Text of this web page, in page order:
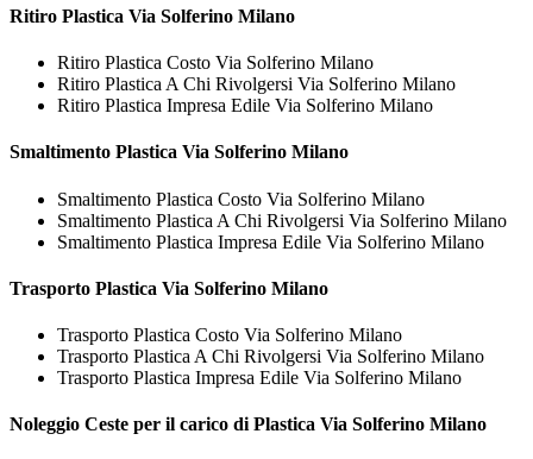
Ritiro Plastica Via Solferino Milano
Ritiro Plastica Costo Via Solferino Milano
Ritiro Plastica A Chi Rivolgersi Via Solferino Milano
Ritiro Plastica Impresa Edile Via Solferino Milano
Smaltimento Plastica Via Solferino Milano
Smaltimento Plastica Costo Via Solferino Milano
Smaltimento Plastica A Chi Rivolgersi Via Solferino Milano
Smaltimento Plastica Impresa Edile Via Solferino Milano
Trasporto Plastica Via Solferino Milano
Trasporto Plastica Costo Via Solferino Milano
Trasporto Plastica A Chi Rivolgersi Via Solferino Milano
Trasporto Plastica Impresa Edile Via Solferino Milano
Noleggio Ceste per il carico di Plastica Via Solferino Milano